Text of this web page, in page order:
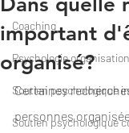
Coaching
Psychologie
Soutien psychologique
Soutien psychologique
important
organisé?
Certaines
personnes